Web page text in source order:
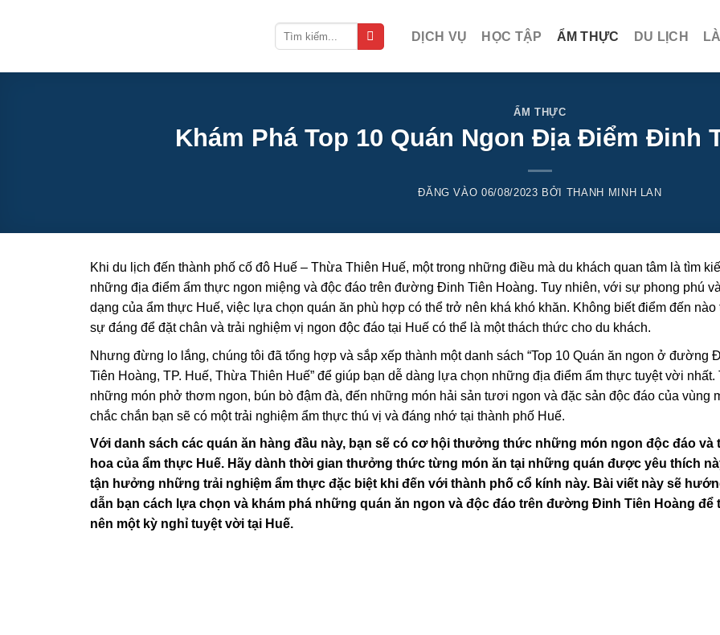
dung
DỊCH VỤ HỌC TẬP ẨM THỰC DU LỊCH
ẨM THỰC
Khám Phá Top 10 Quán Ngon Địa Điểm Đinh
ĐĂNG VÀO06/08/2023 BỞI THANH MINH LAN
Khi du lịch đến thành phố cố đô Huế – Thừa Thiên Huế, một trong những điều mà du khách quan tâm là tìm
những địa điểm ẩm thực ngon miệng và độc đáo trên đường Đinh Tiên Hoàng. Tuy nhiên, với sự phong phú
dạng của ẩm thực Huế, việc lựa chọn quán ăn phù hợp có thể trở nên khá khó khăn. Không biết điểm đến nào
sự đáng để đặt chân và trải nghiệm vị ngon độc đáo tại Huế có thể là một thách thức cho du khách.
Nhưng đừng lo lắng, chúng tôi đã tổng hợp và sắp xếp thành một danh sách “Top 10 Quán ăn ngon ở đường
Tiên Hoàng, TP. Huế, Thừa Thiên Huế” để giúp bạn dễ dàng lựa chọn những địa điểm ẩm thực tuyệt vời nhất.
những món phở thơm ngon, bún bò đậm đà, đến những món hải sản tươi ngon và đặc sản độc đáo của vùng
chắc chắn bạn sẽ có một trải nghiệm ẩm thực thú vị và đáng nhớ tại thành phố Huế.
Với danh sách các quán ăn hàng đầu này, bạn sẽ có cơ hội thưởng thức những món ngon độc đáo và
hoa của ẩm thực Huế. Hãy dành thời gian thưởng thức từng món ăn tại những quán được yêu thích
tận hưởng những trải nghiệm ẩm thực đặc biệt khi đến với thành phố cổ kính này. Bài viết này sẽ
dẫn bạn cách lựa chọn và khám phá những quán ăn ngon và độc đáo trên đường Đinh Tiên Hoàng để
nên một kỳ nghỉ tuyệt vời tại Huế.